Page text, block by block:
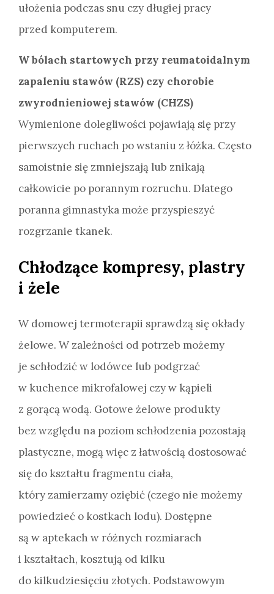
ułożenia podczas snu czy długiej pracy
przed komputerem.
W bólach startowych przy reumatoidalnym
zapaleniu stawów (RZS) czy chorobie
zwyrodnieniowej stawów (CHZS)
Wymienione dolegliwości pojawiają się przy
pierwszych ruchach po wstaniu z łóżka. Często
samoistnie się zmniejszają lub znikają
całkowicie po porannym rozruchu. Dlatego
poranna gimnastyka może przyspieszyć
rozgrzanie tkanek.
Chłodzące kompresy, plastry
i żele
W domowej termoterapii sprawdzą się okłady
żelowe. W zależności od potrzeb możemy
je schłodzić w lodówce lub podgrzać
w kuchence mikrofalowej czy w kąpieli
z gorącą wodą. Gotowe żelowe produkty
bez względu na poziom schłodzenia pozostają
plastyczne, mogą więc z łatwością dostosować
się do kształtu fragmentu ciała,
który zamierzamy oziębić (czego nie możemy
powiedzieć o kostkach lodu). Dostępne
są w aptekach w różnych rozmiarach
i kształtach, kosztują od kilku
do kilkudziesięciu złotych. Podstawowym